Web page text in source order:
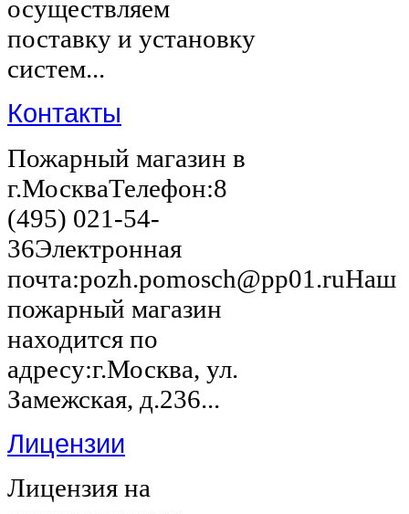
осуществляем
поставку и установку
систем...
Контакты
Пожарный магазин в
г.МоскваТелефон:8
(495) 021-54-
36Электронная
почта:pozh.pomosch@pp01.ruНаш
пожарный магазин
находится по
адресу:г.Москва, ул.
Замежская, д.236...
Лицензии
Лицензия на